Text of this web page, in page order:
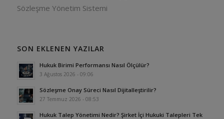
Sözleşme Yönetim Sistemi
SON EKLENEN YAZILAR
Hukuk Birimi Performansı Nasıl Ölçülür?
3 Ağustos 2026 - 09:06
Sözleşme Onay Süreci Nasıl Dijitalleştirilir?
27 Temmuz 2026 - 08:53
Hukuk Talep Yönetimi Nedir? Şirket İçi Hukuki Talepleri Tek